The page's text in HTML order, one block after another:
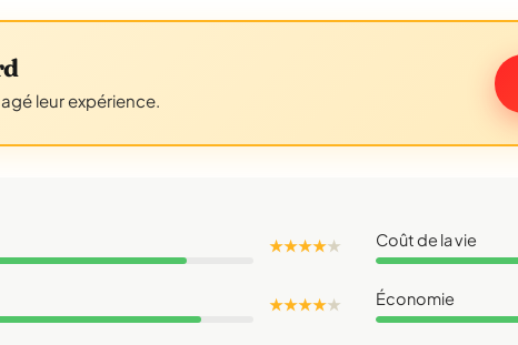
leur expérience.
★ ★ ★ ★★ Coût de la vie
★ ★ ★ ★★ Économie